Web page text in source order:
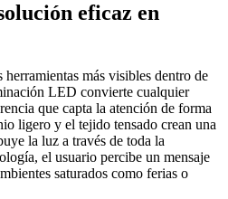
eficaz en
herramientas más visibles dentro de
LED convierte cualquier
que capta la atención de forma
ligero y el tejido tensado crean una
la luz a través de toda la
el usuario percibe un mensaje
saturados como ferias o